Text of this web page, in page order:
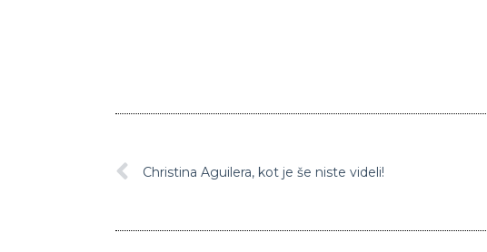
Christina Aguilera, kot je še niste videli!